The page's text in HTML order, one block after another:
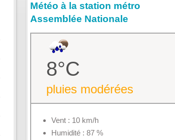
Météo à la station métro
Assemblée Nationale
8°C
pluies modérées
Vent : 10 km/h
Humidité : 87 %